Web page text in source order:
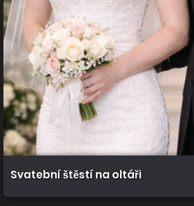
Svatební štěstí na oltáři